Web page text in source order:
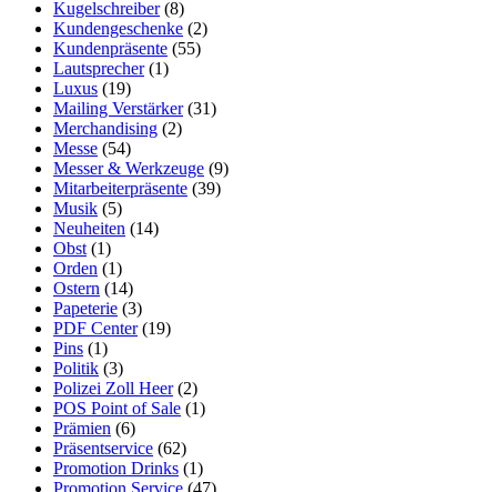
Kugelschreiber(8)
Kundengeschenke (2)
Kundenpräsente (55)
Lautsprecher(1)
Luxus (19)
Mailing Verstärker(31)
Merchandising (2)
Messe (54)
Messer & Werkzeuge (9)
Mitarbeiterpräsente (39)
Musik (5)
Neuheiten (14)
Obst (1)
Orden (1)
Ostern (14)
Papeterie (3)
PDF Center(19)
Pins (1)
Politik (3)
Polizei Zoll Heer(2)
POS Point of Sale (1)
Prämien (6)
Präsentservice (62)
Promotion Drinks (1)
Promotion Service (47)